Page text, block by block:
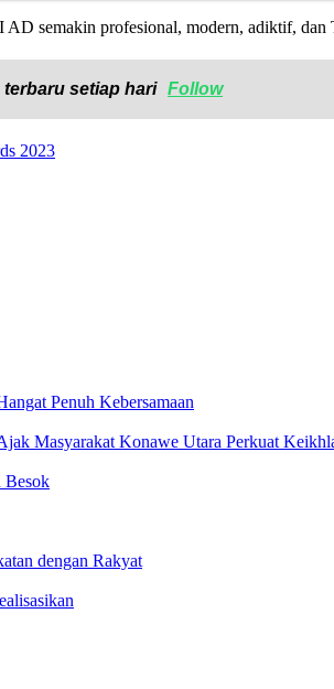
semakin profesional, modern, adiktif, dan
setiap hari Follow
2023
Penuh Kebersamaan
Masyarakat Konawe Utara Perkuat
Besok
dengan Rakyat